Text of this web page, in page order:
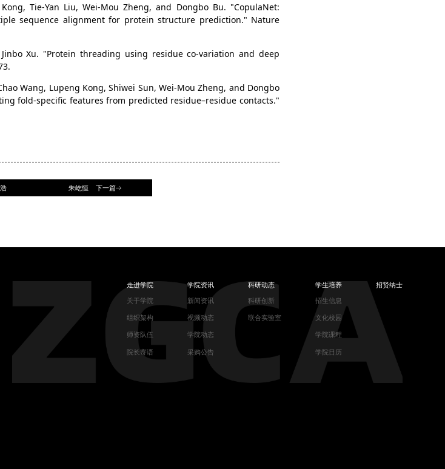
Tie-Yan Liu, Wei-Mou Zheng, and Dongbo Bu. "CopulaNet:
sequence alignment for protein structure prediction." Nature
Xu. "Protein threading using residue co-variation and deep
Wang, Lupeng Kong, Shiwei Sun, Wei-Mou Zheng, and Dongbo
fold-specific features from predicted residue–residue contacts."
朱屹恒 下一篇
走进学院
关于学院
组织架构
师资队伍
院长寄语
学院资讯
新闻资讯
视频动态
学院动态
采购公告
科研动态
科研创新
联合实验室
学生培养
招生信息
文化校园
学院课程
学院日历
招贤纳士